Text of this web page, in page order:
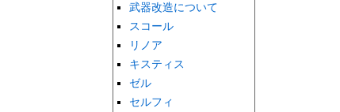
武器改造について
スコール
リノア
キスティス
ゼル
セルフィ